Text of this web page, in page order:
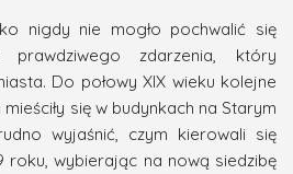
nigdy nie mogło pochwalić się
zdarzenia, który
Do połowy XIX wieku kolejne
się w budynkach na Starym
wyjaśnić, czym kierowali się
roku, wybierając na nową siedzibę